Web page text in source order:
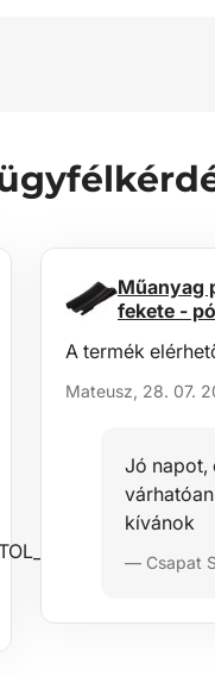
Műanyag
fekete -
A termék
Mateusz, 28. 07.
Jó napot,
kívánok
— Csapat